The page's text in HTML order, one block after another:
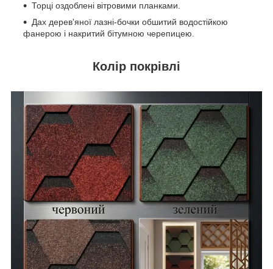
Торці оздоблені вітровими планками.
Дах дерев'яної лазні-бочки обшитий водостійкою
фанерою і накритий бітумною черепицею.
Колір покрівлі